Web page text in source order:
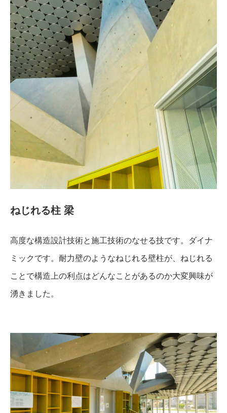
ねじれる柱 梁
高度な構造設計技術と施工技術のなせる技です。ダイナ
ミックです。耐力壁のようなねじれる壁柱が、ねじれる
ことで構造上の利点はどんなことがあるのか大変興味が
湧きました。